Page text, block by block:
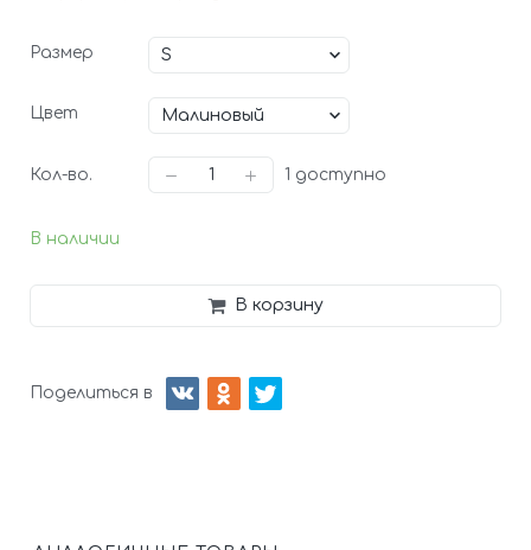
В наличии
Размер
Цвет
Кол-во. 1 доступно
В корзину
Поделиться в